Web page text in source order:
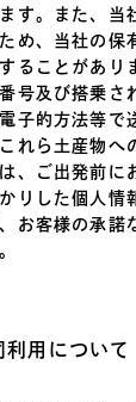
す。また、当
め、当社の保
ることがあり
号及び搭乗さ
子的方法等で
れら土産物へ
、ご出発前に
りした個人情
お客様の承諾
利用について